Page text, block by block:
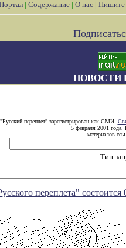
| Содержание| О нас| Пишите
НОВОСТИ
"Русский переплет" зарегистрирован как СМИ.
5 февраля 2001 года.
материалов
Тип
переплета" состоится